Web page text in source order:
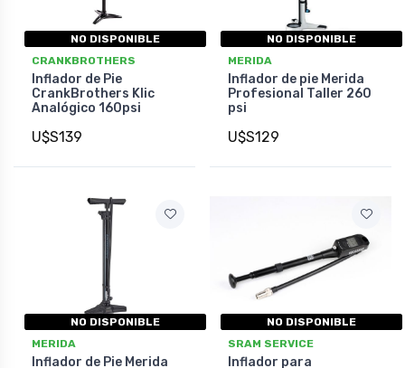
NO DISPONIBLE
CRANKBROTHERS
Inflador de Pie
CrankBrothers Klic
Analógico 160psi
U$S139
NO DISPONIBLE
MERIDA
Inflador de pie Merida
Profesional Taller 260
psi
U$S129
NO DISPONIBLE
MERIDA
Inflador de Pie Merida
NO DISPONIBLE
SRAM SERVICE
Inflador para